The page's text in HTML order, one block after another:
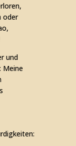
oder
und
Meine